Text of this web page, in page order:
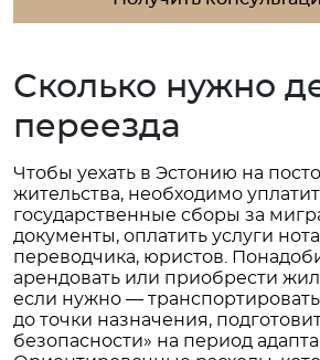
Сколько нужно
переезда
Чтобы уехать в Эстонию на
жительства, необходимо
государственные сборы за
документы, оплатить услуги
переводчика, юристов.
арендовать или приобрести
если нужно —
до точки назначения,
безопасности» на период